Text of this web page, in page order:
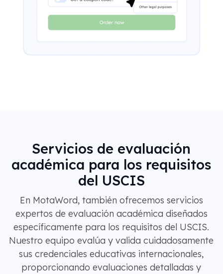
Servicios de evaluación
académica para los requisitos
del USCIS
En MotaWord, también ofrecemos servicios
expertos de evaluación académica diseñados
específicamente para los requisitos del USCIS.
Nuestro equipo evalúa y valida cuidadosamente
sus credenciales educativas internacionales,
proporcionando evaluaciones detalladas y